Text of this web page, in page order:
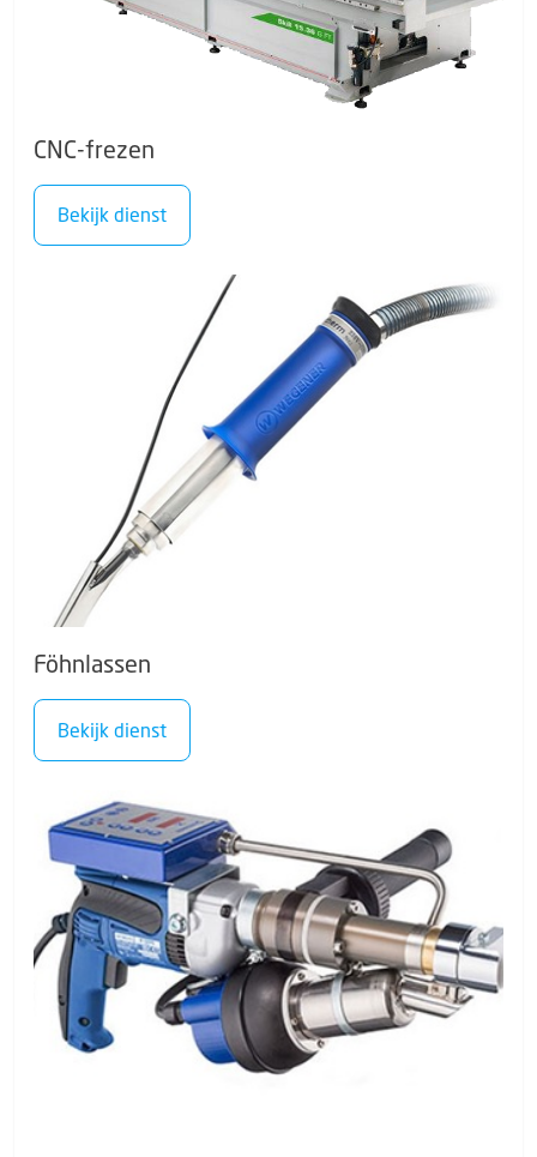
CNC-frezen
Bekijk dienst
Föhnlassen
Bekijk dienst